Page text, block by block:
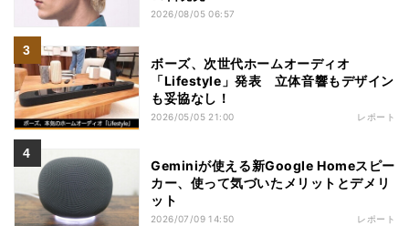
2026/08/05 06:57
ボーズ、次世代ホームオーディオ
「Lifestyle」発表 立体音響もデザイン
も妥協なし！
2026/05/05 21:00 レポート
Geminiが使える新Google Homeスピー
カー、使って気づいたメリットとデメリ
ット
2026/07/09 14:50 レポート